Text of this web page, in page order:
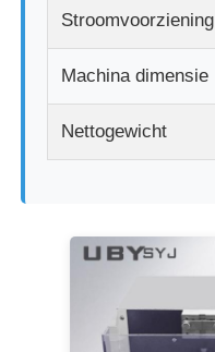
Stroomvoorziening
Machina dimensie
Nettogewicht